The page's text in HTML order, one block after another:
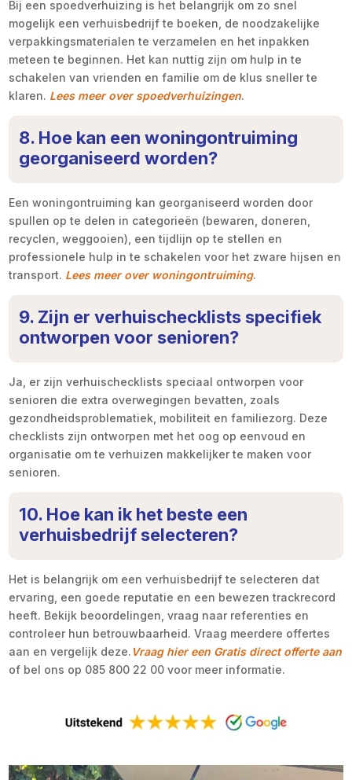
Bij een spoedverhuizing is het belangrijk om zo snel
mogelijk een verhuisbedrijf te boeken, de noodzakelijke
verpakkingsmaterialen te verzamelen en het inpakken
meteen te beginnen. Het kan nuttig zijn om hulp in te
schakelen van vrienden en familie om de klus sneller te
klaren. Lees meer over spoedverhuizingen.
8. Hoe kan een woningontruiming
georganiseerd worden?
Een woningontruiming kan georganiseerd worden door
spullen op te delen in categorieën (bewaren, doneren,
recyclen, weggooien), een tijdlijn op te stellen en
professionele hulp in te schakelen voor het zware hijsen en
transport. Lees meer over woningontruiming.
9. Zijn er verhuischecklists specifiek
ontworpen voor senioren?
Ja, er zijn verhuischecklists speciaal ontworpen voor
senioren die extra overwegingen bevatten, zoals
gezondheidsproblematiek, mobiliteit en familiezorg. Deze
checklists zijn ontworpen met het oog op eenvoud en
organisatie om te verhuizen makkelijker te maken voor
senioren.
10. Hoe kan ik het beste een
verhuisbedrijf selecteren?
Het is belangrijk om een verhuisbedrijf te selecteren dat
ervaring, een goede reputatie en een bewezen trackrecord
heeft. Bekijk beoordelingen, vraag naar referenties en
controleer hun betrouwbaarheid. Vraag meerdere offertes
aan en vergelijk deze. Vraag hier een Gratis direct offerte aan
of bel ons op 085 800 22 00 voor meer informatie.